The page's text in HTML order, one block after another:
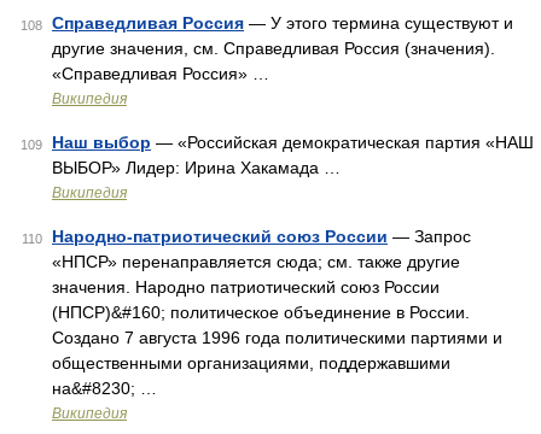
108 Справедливая Россия — У этого термина существуют и
другие значения, см. Справедливая Россия (значения).
«Справедливая Россия» …
Википедия
109 Наш выбор — «Российская демократическая партия «НАШ
ВЫБОР» Лидер: Ирина Хакамада …
Википедия
110 Народно-патриотический союз России — Запрос
«НПСР» перенаправляется сюда; см. также другие
значения. Народно патриотический союз России
(НПСР)&#160; политическое объединение в России.
Создано 7 августа 1996 года политическими партиями и
общественными организациями, поддержавшими
на&#8230; …
Википедия